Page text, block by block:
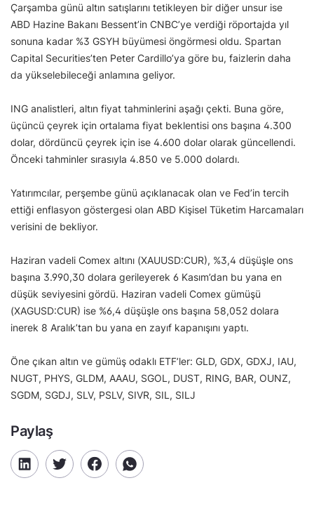
Çarşamba günü altın satışlarını tetikleyen bir diğer unsur ise
ABD Hazine Bakanı Bessent’in CNBC’ye verdiği röportajda yıl
sonuna kadar %3 GSYH büyümesi öngörmesi oldu. Spartan
Capital Securities’ten Peter Cardillo’ya göre bu, faizlerin daha
da yükselebileceği anlamına geliyor.
ING analistleri, altın fiyat tahminlerini aşağı çekti. Buna göre,
üçüncü çeyrek için ortalama fiyat beklentisi ons başına 4.300
dolar, dördüncü çeyrek için ise 4.600 dolar olarak güncellendi.
Önceki tahminler sırasıyla 4.850 ve 5.000 dolardı.
Yatırımcılar, perşembe günü açıklanacak olan ve Fed’in tercih
ettiği enflasyon göstergesi olan ABD Kişisel Tüketim Harcamaları
verisini de bekliyor.
Haziran vadeli Comex altını (XAUUSD:CUR), %3,4 düşüşle ons
başına 3.990,30 dolara gerileyerek 6 Kasım’dan bu yana en
düşük seviyesini gördü. Haziran vadeli Comex gümüşü
(XAGUSD:CUR) ise %6,4 düşüşle ons başına 58,052 dolara
inerek 8 Aralık’tan bu yana en zayıf kapanışını yaptı.
Öne çıkan altın ve gümüş odaklı ETF’ler: GLD, GDX, GDXJ, IAU,
NUGT, PHYS, GLDM, AAAU, SGOL, DUST, RING, BAR, OUNZ,
SGDM, SGDJ, SLV, PSLV, SIVR, SIL, SILJ
Paylaş